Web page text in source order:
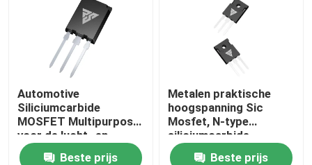
Automotive
Siliciumcarbide
MOSFET Multipurpose
voor de lucht- en
ruimtevaart
Beste prijs
Metalen praktische
hoogspanning Sic
Mosfet, N-type
siliciumcarbide
halfgeleider
Beste prijs